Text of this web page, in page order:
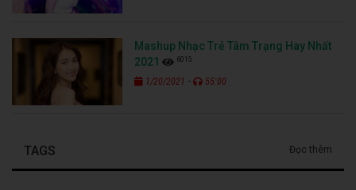
Mashup Nhạc Trẻ Tâm Trạng Hay Nhất
2021
6015
1/20/2021 - 55:00
TAGS Đọc thêm